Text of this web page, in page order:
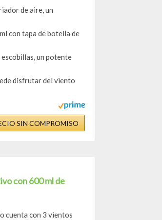
de aire, un
con tapa de botella de
un potente
disfrutar del viento
SIN COMPROMISO
con 600 ml de
cuenta con 3 vientos